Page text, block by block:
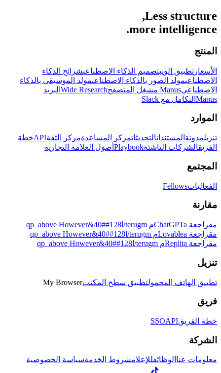
Less structure,
more intelligence.
المنتج
الأسعار تطبيق الويبتصميم الذكاء الاصطناعيشرائح الذكاء
الاصطناعيمولد الصور بالذكاء الاصطناعيمولد الموسيقى بالذكاء
الاصطناعيManus مشغل المتصفح Wide Research البريد
Manus التكامل مع Slack
الموارد
تنزيلمدونة المستنداتالتحديثاتمركز المساعدةمركز الثقةAPIخطة
الفريقالشركات الناشئةPlaybook أصول العلامة التجارية
المجتمع
الفعالياتFellows
مقارنة
مقراجعة ChatGPTaم terugm/ا128##40&qp_above However
مقراجعة Lovableaم terugm/ا128##40&qp_above However
مقراجعة Replitaم terugm/ا128##40&qp_above However
تنزيل
تطبيق الهاتف المحمولتطبيق سطح المكتبMy Browser
فريق
خطة الفريق SSOAPI
الشركة
معلومات عنا الوظائفللإعلامشروط الخدمةسياسة الخصوصية